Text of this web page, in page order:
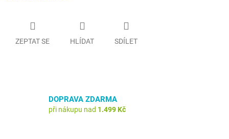
ZEPTAT SE HLÍDAT SDÍLET
DOPRAVA ZDARMA
při nákupu nad 1.499 Kč